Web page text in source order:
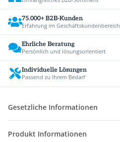
75.000+ B2B-Kunden
Erfahrung im Geschäftskundenbereich
Ehrliche Beratung
Persönlich und lösungsorientiert
Individuelle Lösungen
Passend zu Ihrem Bedarf
Gesetzliche Informationen
Produkt Informationen